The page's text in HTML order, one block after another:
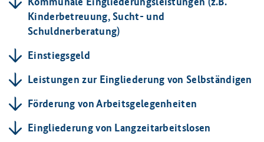
Kinderbetreuung, Sucht- und
Schuldnerberatung)
Einstiegsgeld
Leistungen zur Eingliederung von Selbständigen
Förderung von Arbeitsgelegenheiten
Eingliederung von Langzeitarbeitslosen